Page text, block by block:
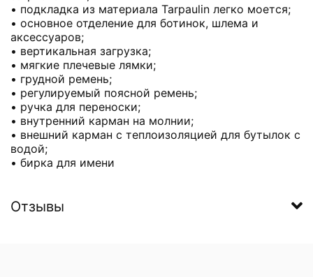
• подкладка из материала Tarpaulin легко моется;
• основное отделение для ботинок, шлема и
аксессуаров;
• вертикальная загрузка;
• мягкие плечевые лямки;
• грудной ремень;
• регулируемый поясной ремень;
• ручка для переноски;
• внутренний карман на молнии;
• внешний карман с теплоизоляцией для бутылок с
водой;
• бирка для имени
Отзывы